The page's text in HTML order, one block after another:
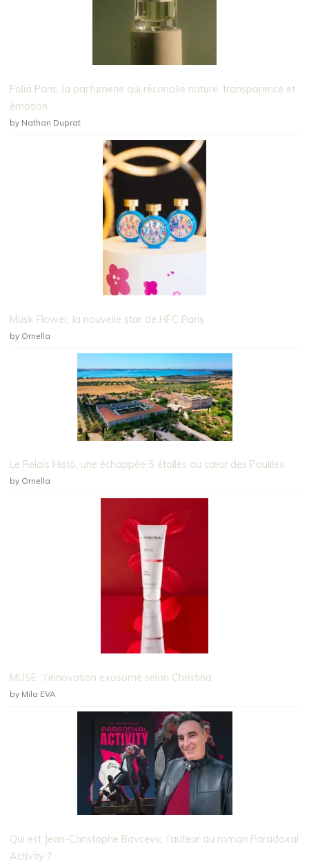
Folia Paris, la parfumerie qui réconcilie nature, transparence et
émotion
by Nathan Duprat
Musk Flower, la nouvelle star de HFC Paris
by Ornella
Le Relais Histò, une échappée 5 étoiles au cœur des Pouilles
by Ornella
MUSE : l’innovation exosome selon Christina
by Mila EVA
Qui est Jean-Christophe Bavcevic, l’auteur du roman Paradoxal
Activity ?